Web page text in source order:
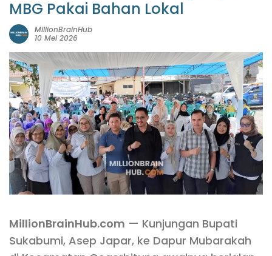
MBG Pakai Bahan Lokal
MillionBrainHub
10 Mei 2026
MillionBrainHub.com — Kunjungan Bupati
Sukabumi, Asep Japar, ke Dapur Mubarakah